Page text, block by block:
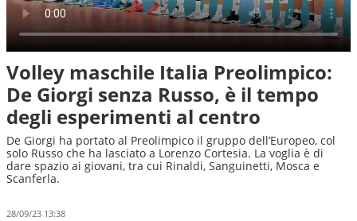
Volley maschile Italia Preolimpico:
De Giorgi senza Russo, è il tempo
degli esperimenti al centro
De Giorgi ha portato al Preolimpico il gruppo dell’Europeo, col
solo Russo che ha lasciato a Lorenzo Cortesia. La voglia è di
dare spazio ai giovani, tra cui Rinaldi, Sanguinetti, Mosca e
Scanferla.
28/09/23 13:38